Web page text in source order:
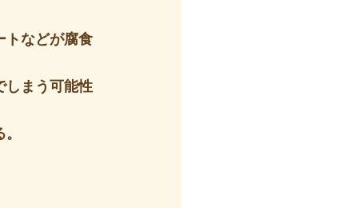
トなどが腐食
しまう可能性